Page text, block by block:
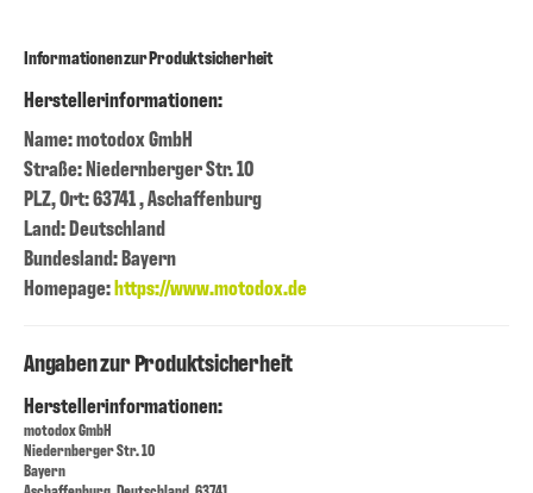
Informationen zur Produktsicherheit
Herstellerinformationen:
Name: motodox GmbH
Straße: Niedernberger Str. 10
PLZ, Ort: 63741 , Aschaffenburg
Land: Deutschland
Bundesland: Bayern
Homepage:https://www.motodox.de
Angaben zur Produktsicherheit
Herstellerinformationen:
motodox GmbH
Niedernberger Str. 10
Bayern